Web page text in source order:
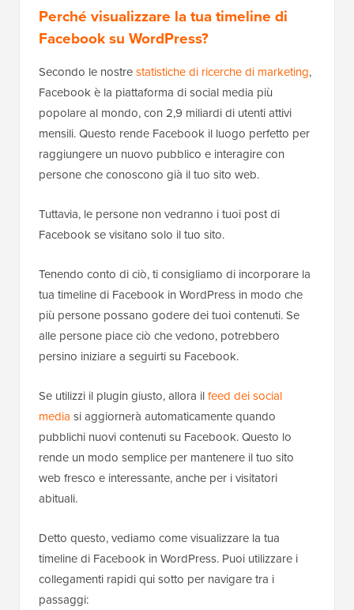
Perché visualizzare la tua timeline di
Facebook su WordPress?
Secondo le nostrestatistiche di ricerche di marketing,
Facebook è la piattaforma di social media più
popolare al mondo, con 2,9 miliardi di utenti attivi
mensili. Questo rende Facebook il luogo perfetto per
raggiungere un nuovo pubblico e interagire con
persone che conoscono già il tuo sito web.
Tuttavia, le persone non vedranno i tuoi post di
Facebook se visitano solo il tuo sito.
Tenendo conto di ciò, ti consigliamo di incorporare la
tua timeline di Facebook in WordPress in modo che
più persone possano godere dei tuoi contenuti. Se
alle persone piace ciò che vedono, potrebbero
persino iniziare a seguirti su Facebook.
Se utilizzi il plugin giusto, allora ilfeed dei social
media si aggiornerà automaticamente quando
pubblichi nuovi contenuti su Facebook. Questo lo
rende un modo semplice per mantenere il tuo sito
web fresco e interessante, anche per i visitatori
abituali.
Detto questo, vediamo come visualizzare la tua
timeline di Facebook in WordPress. Puoi utilizzare i
collegamenti rapidi qui sotto per navigare tra i
passaggi: